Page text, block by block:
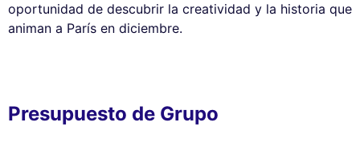
oportunidad de descubrir la creatividad y la historia que
animan a París en diciembre.
Presupuesto de Grupo